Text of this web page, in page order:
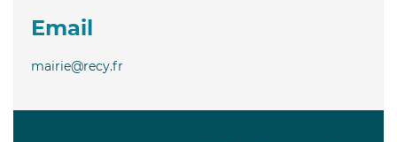
Email
mairie@recy.fr